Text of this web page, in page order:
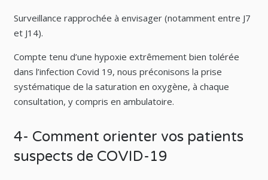
Surveillance rapprochée à envisager (notamment entre J7
et J14).
Compte tenu d’une hypoxie extrêmement bien tolérée
dans l’infection Covid 19, nous préconisons la prise
systématique de la saturation en oxygène, à chaque
consultation, y compris en ambulatoire.
4- Comment orienter vos patients
suspects de COVID-19